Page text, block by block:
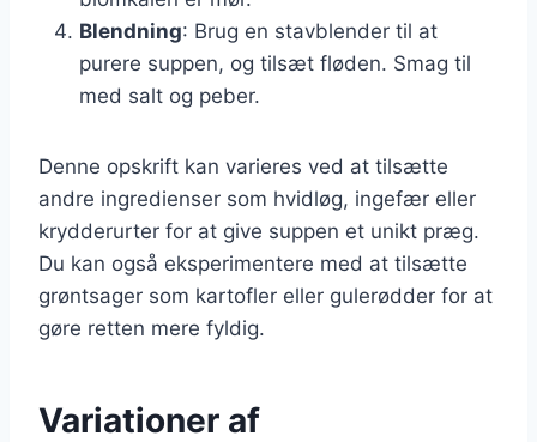
Blendning: Brug en stavblender til at
purere suppen, og tilsæt fløden. Smag til
med salt og peber.
Denne opskrift kan varieres ved at tilsætte
andre ingredienser som hvidløg, ingefær eller
krydderurter for at give suppen et unikt præg.
Du kan også eksperimentere med at tilsætte
grøntsager som kartofler eller gulerødder for at
gøre retten mere fyldig.
Variationer af